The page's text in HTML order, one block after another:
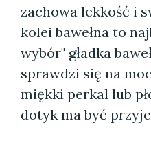
zachowa lekkość i
kolei bawełna to
wybór" gładka
sprawdzi się na
miękki perkal lub
dotyk ma być